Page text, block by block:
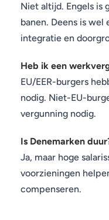
Niet altijd. Engels is
banen. Deens is
integratie en
Heb ik een
EU/EER-burgers
nodig. Niet-EU-
vergunning nodig.
Is Denemarken
Ja, maar hoge
voorzieningen
compenseren.